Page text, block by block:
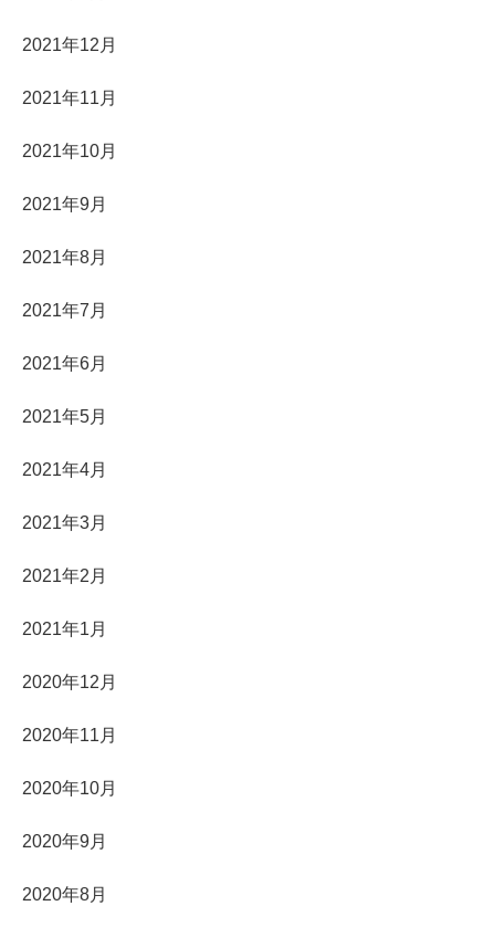
2021年12月
2021年11月
2021年10月
2021年9月
2021年8月
2021年7月
2021年6月
2021年5月
2021年4月
2021年3月
2021年2月
2021年1月
2020年12月
2020年11月
2020年10月
2020年9月
2020年8月